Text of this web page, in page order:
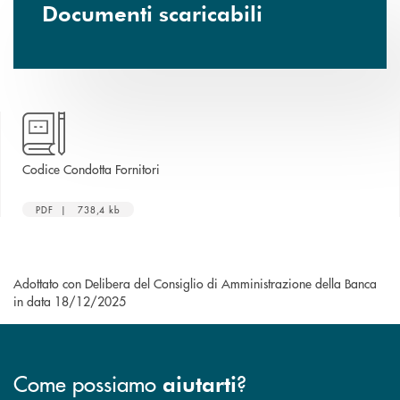
Documenti scaricabili
Codice Condotta Fornitori
PDF | 738,4 kb
Adottato con Delibera del Consiglio di Amministrazione della Banca
in data 18/12/2025
Come possiamo aiutarti?